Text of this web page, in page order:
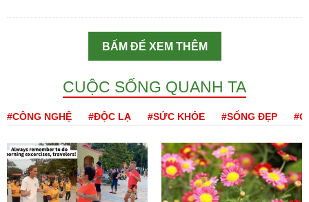
BẤM ĐỂ XEM THÊM
CUỘC SỐNG QUANH TA
#CÔNG NGHỆ #ĐỘC LẠ #SỨC KHỎE #SỐNG ĐẸP